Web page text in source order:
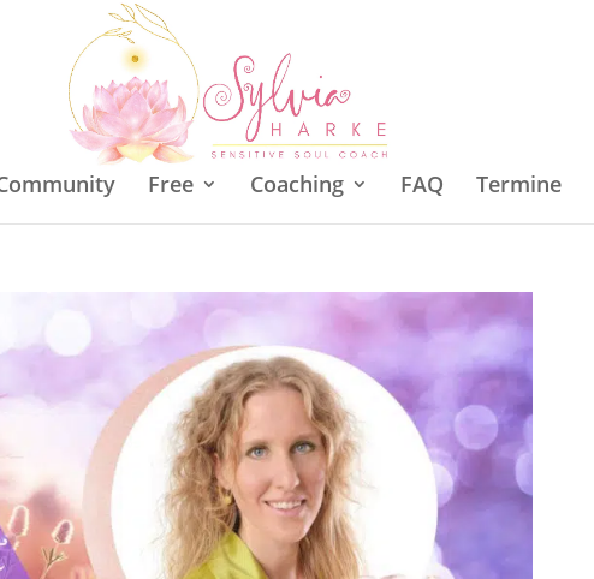
Free Coaching FAQ Termine